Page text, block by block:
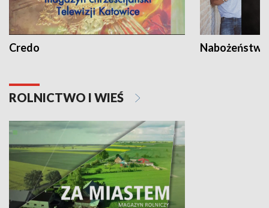
Credo
ROLNICTWO I WIEŚ